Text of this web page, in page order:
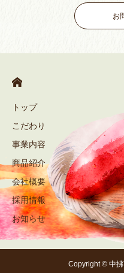
お
トップ
こだわり
事業内容
商品紹介
会社概要
採用情報
お知らせ
Copyright © 中